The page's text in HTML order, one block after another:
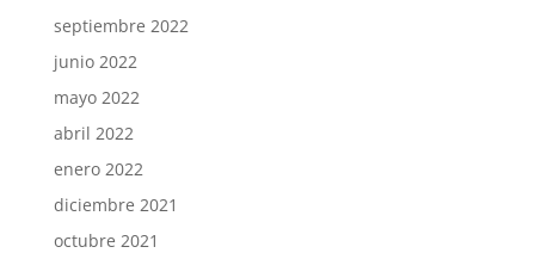
septiembre 2022
junio 2022
mayo 2022
abril 2022
enero 2022
diciembre 2021
octubre 2021